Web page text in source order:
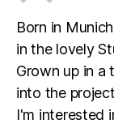
Born in
in the lovely
Grown up in a
into the
I'm interested